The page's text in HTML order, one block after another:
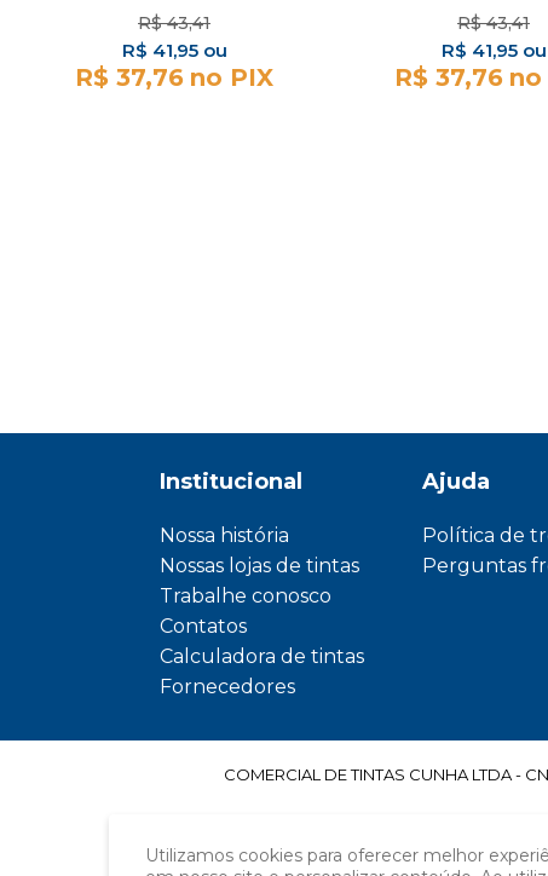
R$ 43,41
R$ 41,95
R$ 37,76
R$ 43,41
R$ 41,95
R$ 37,76
Utilizamos cookies para oferecer melhor
Institucional
Nossa história
Nossas lojas de tintas
Trabalhe conosco
Contatos
Calculadora de tintas
Fornecedores
Ajuda
Política de
Perguntas
COMERCIAL DE TINTAS CUNHA LTDA -